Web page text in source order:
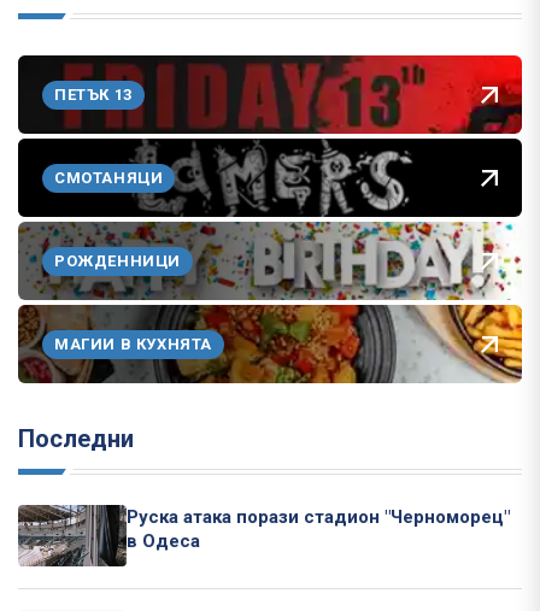
ПЕТЪК 13
СМОТАНЯЦИ
РОЖДЕННИЦИ
МАГИИ В КУХНЯТА
Последни
Руска атака порази стадион "Черноморец"
в Одеса